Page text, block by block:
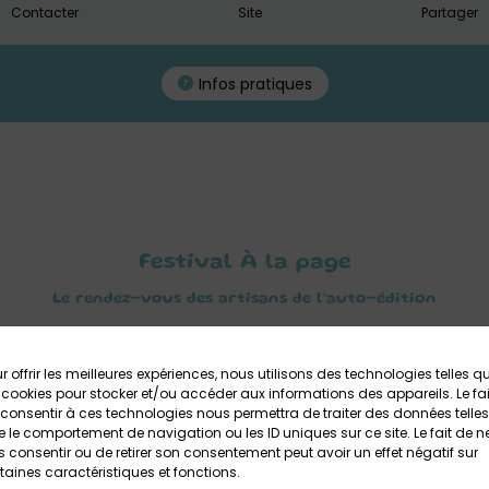
offrir les meilleures expériences, nous utilisons des technologies telles
pour stocker et/ou accéder aux informations des appareils. Le
à ces technologies nous permettra de traiter des données telles
le comportement de navigation ou les ID uniques sur ce site. Le fait de
consentir ou de retirer son consentement peut avoir un effet négatif sur
caractéristiques et fonctions.
Contacter Site Partager
Infos pratiques
Festival À la page
Le rendez-vous des artisans de l’auto-édition
le samedi 7 mars 2026 au centre culturel Le Roudour à
édition d’un festival dédié à l’auto-édition, leFestival
vous permettra de rencontrer de nombreux auteurs
avec des correcteurs, des illustrateurs, … Vous
et logiciels d’écriture, marketing du livre, Bêta lecteurs,